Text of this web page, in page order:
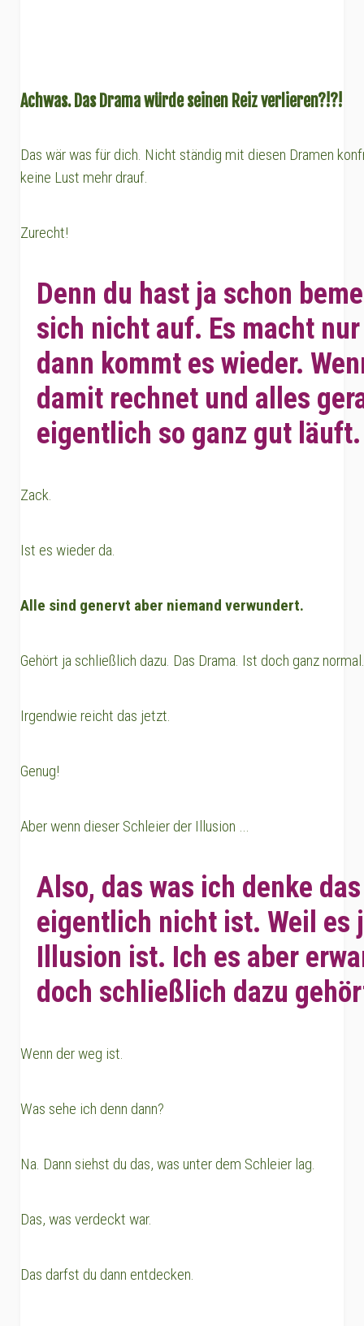
Achwas. Das Drama würde seinen Reiz verlieren?!?!
Das wär was für dich. Nicht ständig mit diesen Dramen
keine Lust mehr drauf.
Zurecht!
Denn du hast ja schon
sich nicht auf. Es macht
dann kommt es wieder.
damit rechnet und alles
eigentlich so ganz gut läuft.
Zack.
Ist es wieder da.
Alle sind genervt aber niemand verwundert.
Gehört ja schließlich dazu. Das Drama. Ist doch ganz normal.
Irgendwie reicht das jetzt.
Genug!
Aber wenn dieser Schleier der Illusion …
Also, das was ich denke
eigentlich nicht ist. Weil es
Illusion ist. Ich es aber
doch schließlich dazu
Wenn der weg ist.
Was sehe ich denn dann?
Na. Dann siehst du das, was unter dem Schleier lag.
Das, was verdeckt war.
Das darfst du dann entdecken.